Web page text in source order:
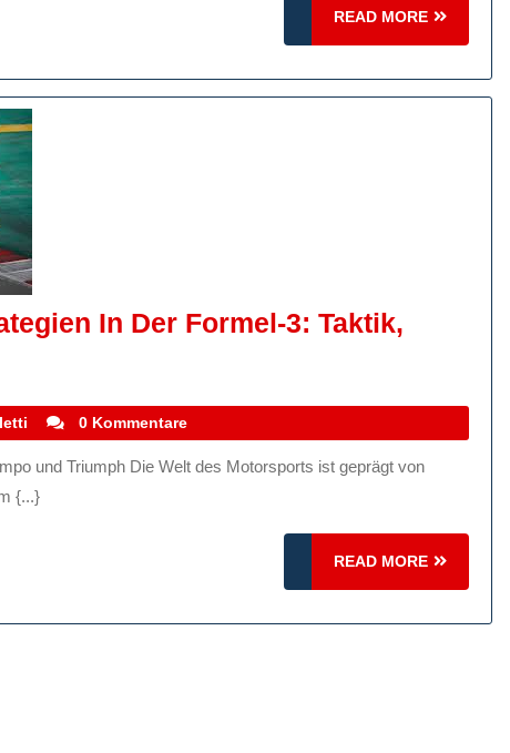
READ MORE
READ
MORE
In Der Formel-3: Taktik,
stefanocoletti
0 Kommentare
{...}
READ MORE
READ
MORE